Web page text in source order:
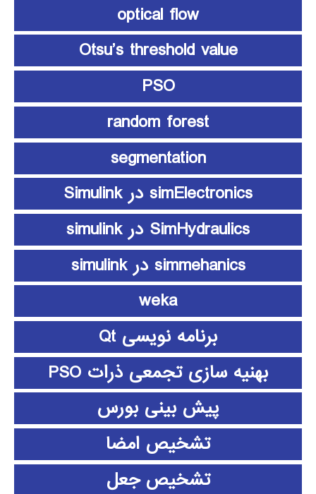
optical flow
Otsu’s threshold value
PSO
random forest
segmentation
simElectronics در Simulink
SimHydraulics در simulink
simmehanics در simulink
weka
برنامه نویسی Qt
بهنیه سازی تجمعی ذرات PSO
پیش بینی بورس
تشخیص امضا
تشخیص جعل